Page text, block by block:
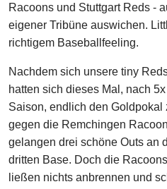
Racoons und Stuttgart Reds -
eigener Tribüne auswichen.
richtigem Baseballfeeling.
Nachdem sich unsere tiny
hatten sich dieses Mal, nach
Saison, endlich den Goldpokal
gegen die Remchingen
gelangen drei schöne Outs an
dritten Base. Doch die
ließen nichts anbrennen und